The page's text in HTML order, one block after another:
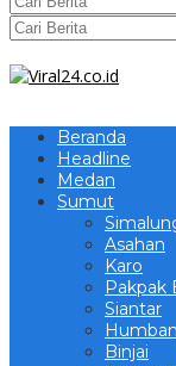
Beranda
Headline
Medan
Sumut
Asahan
Karo
Pakpak
Siantar
Binjai